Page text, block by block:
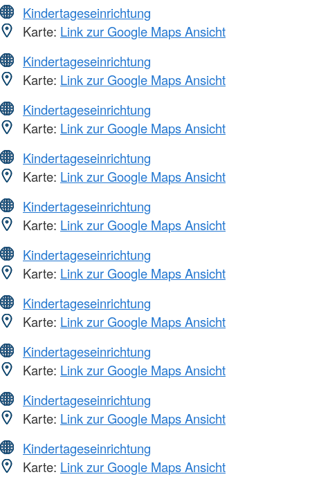
Kindertageseinrichtung
Karte: Link zur Google Maps Ansicht
Kindertageseinrichtung
Karte: Link zur Google Maps Ansicht
Kindertageseinrichtung
Karte: Link zur Google Maps Ansicht
Kindertageseinrichtung
Karte: Link zur Google Maps Ansicht
Kindertageseinrichtung
Karte: Link zur Google Maps Ansicht
Kindertageseinrichtung
Karte: Link zur Google Maps Ansicht
Kindertageseinrichtung
Karte: Link zur Google Maps Ansicht
Kindertageseinrichtung
Karte: Link zur Google Maps Ansicht
Kindertageseinrichtung
Karte: Link zur Google Maps Ansicht
Kindertageseinrichtung
Karte: Link zur Google Maps Ansicht